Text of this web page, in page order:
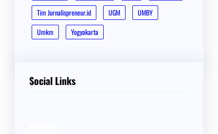
Tim Jurnalispreneur.id
UGM
UMBY
Umkm
Yogyakarta
Social Links